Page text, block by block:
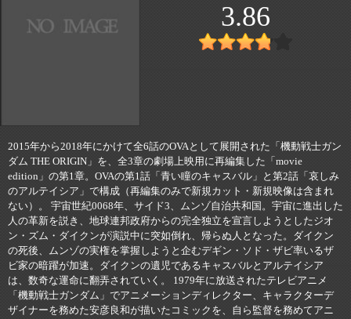
3.86
2015年から2018年にかけて全6話のOVAとして展開された「機動戦士ガン
ダム THE ORIGIN」を、全3章の劇場上映用に再編集した「movie
edition」の第1章。OVAの第1話「青い瞳のキャスバル」と第2話「哀しみ
のアルテイシア」で構成（再編集のみで新規カット・新規映像は含まれ
ない）。 宇宙世紀0068年、サイド3、ムンゾ自治共和国。宇宙に進出した
人の革新を説き、地球連邦政府からの完全独立を宣言しようとしたジオ
ン・ズム・ダイクンが演説中に突如倒れ、帰らぬ人となった。ダイクン
の死後、ムンゾの実権を掌握しようと企むデギン・ソド・ザビ率いるザ
ビ家の暗躍が加速。ダイクンの遺児であるキャスバルとアルテイシア
は、数奇な運命に翻弄されていく。 1979年に放送されたテレビアニメ
「機動戦士ガンダム」でアニメーションディレクター、キャラクターデ
ザイナーを務めた安彦良和が描いたコミックを、自ら監督を務めてアニ